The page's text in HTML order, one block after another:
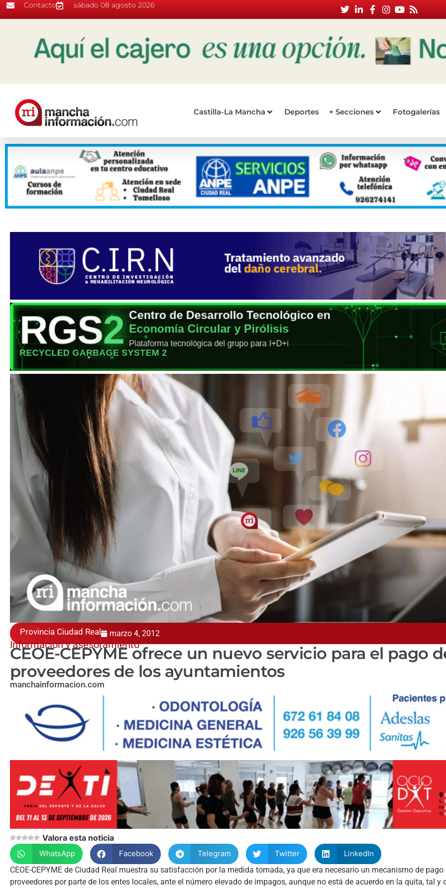
Contacto sábado 08 agosto 2026
Castilla-La Mancha Deportes + Secciones Fotogalerías
Provincia Ciudad Real marzo 4, 2012
Información y asesoramiento
CEOE-CEPYME ofrece un nuevo servicio para el pago
proveedores de los ayuntamientos
manchainformacion.com
Valora esta noticia
WhatsApp Facebook Telegram Twitter
LinkedIn
CEOE-CEPYME de Ciudad Real muestra su satisfacción por la medida tomada, ya que era necesario un mecanismo de pago
proveedores por parte de los entes locales, ante el número elevado de impagos, aunque no está de acuerdo en la quita, tal y